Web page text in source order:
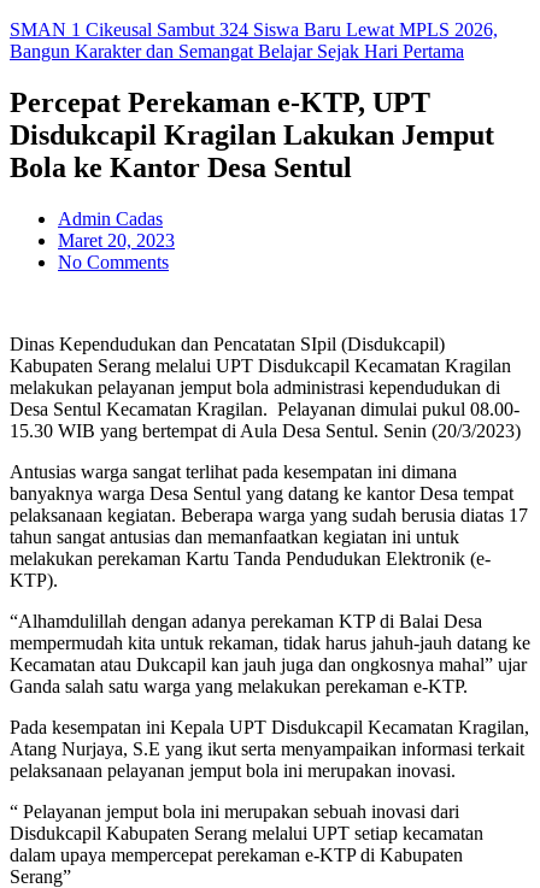
SMAN 1 Cikeusal Sambut 324 Siswa Baru Lewat MPLS 2026,
Bangun Karakter dan Semangat Belajar Sejak Hari Pertama
Percepat Perekaman e-KTP, UPT
Disdukcapil Kragilan Lakukan Jemput
Bola ke Kantor Desa Sentul
Admin Cadas
Maret 20, 2023
No Comments
Dinas Kependudukan dan Pencatatan SIpil (Disdukcapil)
Kabupaten Serang melalui UPT Disdukcapil Kecamatan Kragilan
melakukan pelayanan jemput bola administrasi kependudukan di
Desa Sentul Kecamatan Kragilan. Pelayanan dimulai pukul 08.00-
15.30 WIB yang bertempat di Aula Desa Sentul. Senin (20/3/2023)
Antusias warga sangat terlihat pada kesempatan ini dimana
banyaknya warga Desa Sentul yang datang ke kantor Desa tempat
pelaksanaan kegiatan. Beberapa warga yang sudah berusia diatas 17
tahun sangat antusias dan memanfaatkan kegiatan ini untuk
melakukan perekaman Kartu Tanda Pendudukan Elektronik (e-
KTP).
“Alhamdulillah dengan adanya perekaman KTP di Balai Desa
mempermudah kita untuk rekaman, tidak harus jahuh-jauh datang ke
Kecamatan atau Dukcapil kan jauh juga dan ongkosnya mahal” ujar
Ganda salah satu warga yang melakukan perekaman e-KTP.
Pada kesempatan ini Kepala UPT Disdukcapil Kecamatan Kragilan,
Atang Nurjaya, S.E yang ikut serta menyampaikan informasi terkait
pelaksanaan pelayanan jemput bola ini merupakan inovasi.
“ Pelayanan jemput bola ini merupakan sebuah inovasi dari
Disdukcapil Kabupaten Serang melalui UPT setiap kecamatan
dalam upaya mempercepat perekaman e-KTP di Kabupaten
Serang”